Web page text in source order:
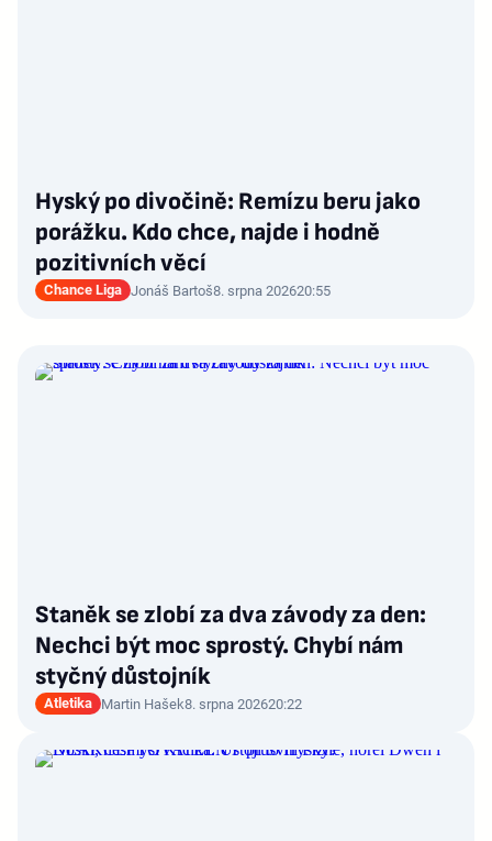
Hyský po divočině: Remízu beru jako
porážku. Kdo chce, najde i hodně
pozitivních věcí
Chance Liga Jonáš Bartoš8. srpna 202620:55
Staněk se zlobí za dva závody za den:
Nechci být moc sprostý. Chybí nám
styčný důstojník
Atletika Martin Hašek8. srpna 202620:22